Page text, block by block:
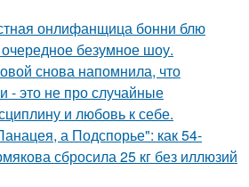
онлифанщица бонни блю
безумное шоу.
снова напомнила, что
- это не про случайные
и любовь к себе.
а Подспорье": как 54-
сбросила 25 кг без иллюзий